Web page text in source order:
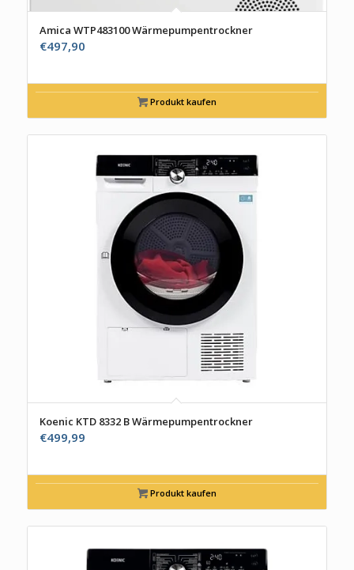
Amica WTP483100 Wärmepumpentrockner
€497,90
Produkt kaufen
Koenic KTD 8332 B Wärmepumpentrockner
€499,99
Produkt kaufen